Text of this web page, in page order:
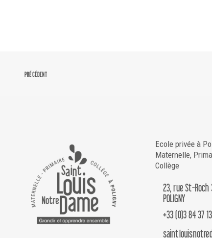
PRÉCÉDENT
Ecole privée à
Maternelle,
Collège
23, rue St-Roch
POLIGNY
+33 (0)3 84 37